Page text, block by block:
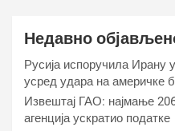
Недавно
Русија испоручила Ирану
усред удара на америчке
Извештај ГАО: најмање
агенција ускратио податке